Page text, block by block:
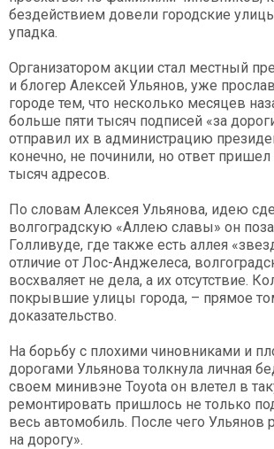
бездействием довели городские
упадка.
Организатором акции стал местный
и блогер Алексей Ульянов, уже
городе тем, что несколько месяцев
больше пяти тысяч подписей «за
отправил их в администрацию
конечно, не починили, но ответ пришел
тысяч адресов.
По словам Алексея Ульянова, идею
волгоградскую «Аллею славы» он
Голливуде, где также есть аллея
отличие от Лос-Анджелеса,
восхваляет не дела, а их отсутствие.
покрывшие улицы города, – прямое
доказательство.
На борьбу с плохими чиновниками и
дорогами Ульянова толкнула личная
своем минивэне Toyota он влетел в
ремонтировать пришлось не только
весь автомобиль. После чего Ульянов
на дорогу».